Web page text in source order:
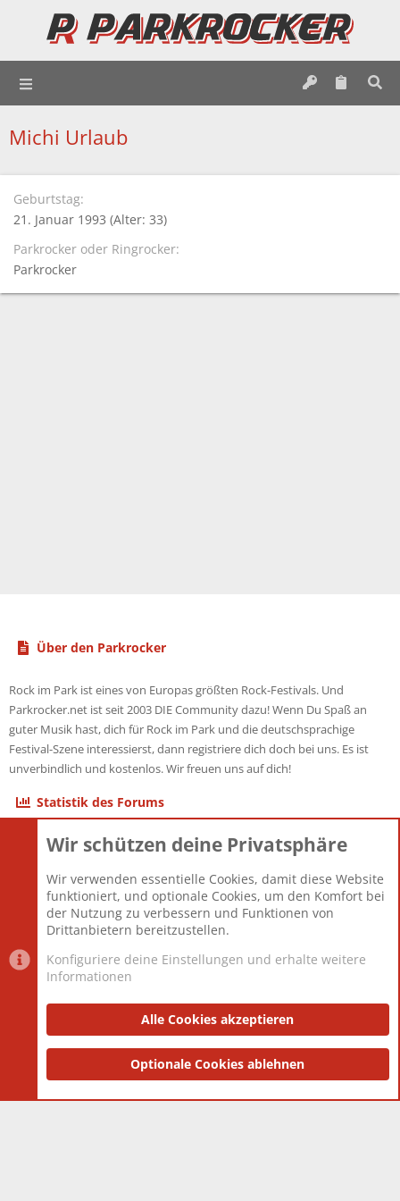
Michi Urlaub
Geburtstag
21. Januar 1993 (Alter: 33)
Parkrocker oder Ringrocker
Parkrocker
Über den Parkrocker
Rock im Park ist eines von Europas größten Rock-Festivals. Und
Parkrocker.net ist seit 2003 DIE Community dazu! Wenn Du Spaß an
guter Musik hast, dich für Rock im Park und die deutschsprachige
Festival-Szene interessierst, dann registriere dich doch bei uns. Es ist
unverbindlich und kostenlos. Wir freuen uns auf dich!
Statistik des Forums
Themen
Mitglieder
12.425
Neuestes Mitglied
Toddster85
Datenschutzerklärung Impressum
Community platform by XenForo® © 2010-2025 XenForo Ltd.
and add-ons by ThemeHouse
Wir schützen deine Privatsphäre
Wir verwenden essentielle Cookies, damit diese Website
funktioniert, und optionale Cookies, um den Komfort bei
der Nutzung zu verbessern und Funktionen von
Drittanbietern bereitzustellen.
Konfiguriere deine Einstellungen und erhalte weitere
Informationen
Alle Cookies akzeptieren
Optionale Cookies ablehnen